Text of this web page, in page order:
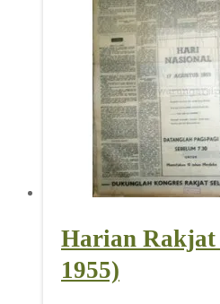
Harian Rakjat
1955)